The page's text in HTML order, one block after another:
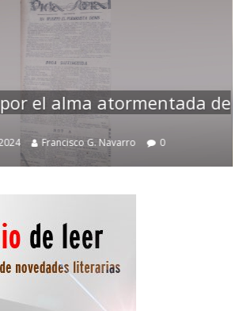
el alma atormentada de
Francisco G. Navarro 0